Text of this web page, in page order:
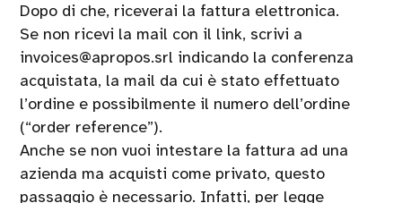
Dopo di che, riceverai la fattura elettronica.
Se non ricevi la mail con il link, scrivi a
invoices@apropos.srl indicando la conferenza
acquistata, la mail da cui è stato effettuato
l’ordine e possibilmente il numero dell’ordine
(“order reference”).
Anche se non vuoi intestare la fattura ad una
azienda ma acquisti come privato, questo
passaggio è necessario. Infatti, per legge